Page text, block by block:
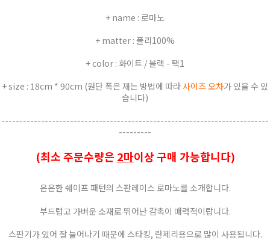
+ name : 로마노
+ matter : 폴리100%
+ color : 화이트 / 블랙 - 택1
+ size : 18cm * 90cm (원단 폭은 재는 방법에 따라사이즈 오차가 있을 수 있
습니다)
--------------------------------------------------------------------------
---------
(최소 주문수량은 2마이상 구매 가능합니다)
은은한 쉐이프 패턴의 스판레이스 로마노를 소개합니다.
부드럽고 가벼운 소재로 뛰어난 감촉이 매력적이랍니다.
스판기가 있어 잘 늘어나기 때문에 스타킹, 란제리용으로 많이 사용됩니다.